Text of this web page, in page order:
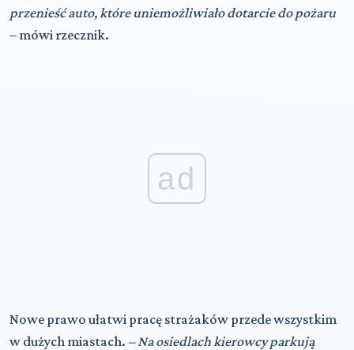
przenieść auto, które uniemożliwiało dotarcie do pożaru
– mówi rzecznik.
ad
Nowe prawo ułatwi pracę strażaków przede wszystkim
w dużych miastach. – Na osiedlach kierowcy parkują